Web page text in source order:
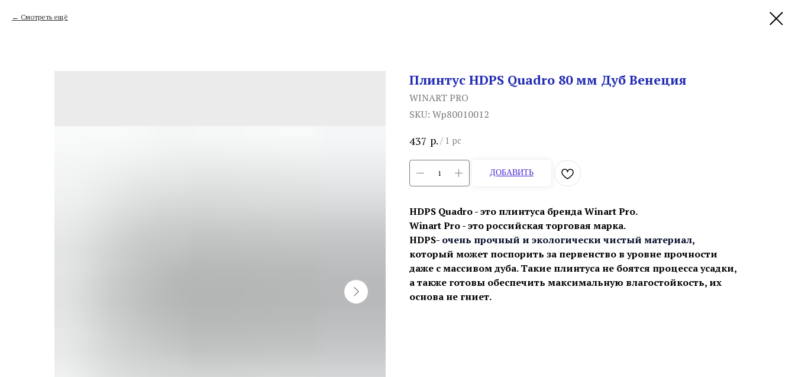
Смотреть ещё
Плинтус HDPS Quadro 80 мм Дуб Венеция
WINART PRO
SKU: Wp80010012
437 р. / 1 pc
ДОБАВИТЬ
HDPS Quadro - это плинтуса бренда Winart Pro.
Winart Pro - это российская торговая марка.
HDPS- очень прочный и экологически чистый материал,
который может поспорить за первенство в уровне прочности
даже с массивом дуба. Такие плинтуса не боятся процесса усадки,
а также готовы обеспечить максимальную влагостойкость, их
основа не гниет.